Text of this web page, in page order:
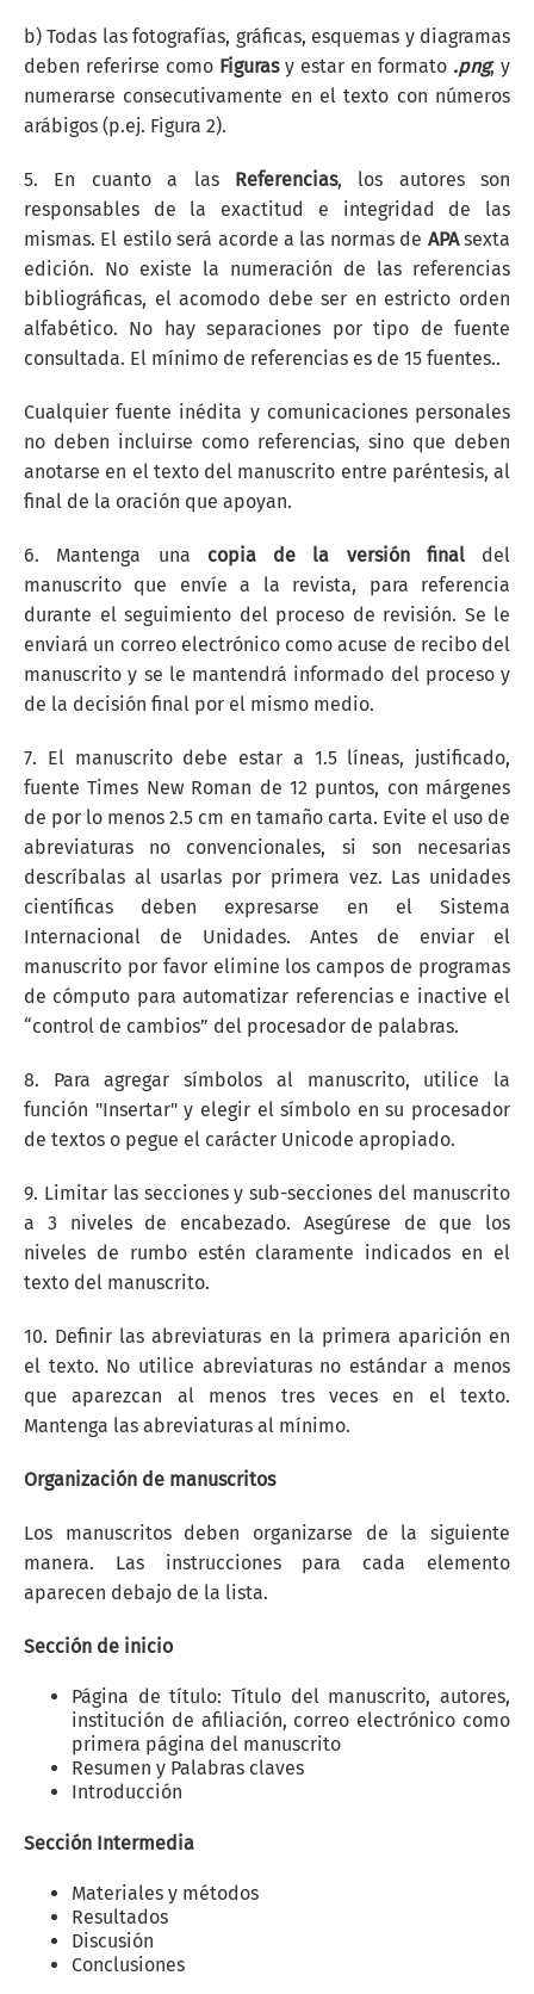
b) Todas las fotografías, gráficas, esquemas y diagramas
deben referirse como Figuras y estar en formato .png, y
numerarse consecutivamente en el texto con números
arábigos (p.ej. Figura 2).
5. En cuanto a las Referencias, los autores son
responsables de la exactitud e integridad de las
mismas. El estilo será acorde a las normas de APAsexta
edición. No existe la numeración de las referencias
bibliográficas, el acomodo debe ser en estricto orden
alfabético. No hay separaciones por tipo de fuente
consultada. El mínimo de referencias es de 15 fuentes..
Cualquier fuente inédita y comunicaciones personales
no deben incluirse como referencias, sino que deben
anotarse en el texto del manuscrito entre paréntesis, al
final de la oración que apoyan.
6. Mantenga una copia de la versión finaldel
manuscrito que envíe a la revista, para referencia
durante el seguimiento del proceso de revisión. Se le
enviará un correo electrónico como acuse de recibo del
manuscrito y se le mantendrá informado del proceso y
de la decisión final por el mismo medio.
7. El manuscrito debe estar a 1.5 líneas, justificado,
fuente Times New Roman de 12 puntos, con márgenes
de por lo menos 2.5 cm en tamaño carta. Evite el uso de
abreviaturas no convencionales, si son necesarias
descríbalas al usarlas por primera vez. Las unidades
científicas deben expresarse en el Sistema
Internacional de Unidades. Antes de enviar el
manuscrito por favor elimine los campos de programas
de cómputo para automatizar referencias e inactive el
“control de cambios” del procesador de palabras.
8. Para agregar símbolos al manuscrito, utilice la
función "Insertar" y elegir el símbolo en su procesador
de textos o pegue el carácter Unicode apropiado.
9. Limitar las secciones y sub-secciones del manuscrito
a 3 niveles de encabezado. Asegúrese de que los
niveles de rumbo estén claramente indicados en el
texto del manuscrito.
10. Definir las abreviaturas en la primera aparición en
el texto. No utilice abreviaturas no estándar a menos
que aparezcan al menos tres veces en el texto.
Mantenga las abreviaturas al mínimo.
Organización de manuscritos
Los manuscritos deben organizarse de la siguiente
manera. Las instrucciones para cada elemento
aparecen debajo de la lista.
Sección de inicio
Página de título: Título del manuscrito, autores,
institución de afiliación, correo electrónico como
primera página del manuscrito
Resumen y Palabras claves
Introducción
Sección Intermedia
Materiales y métodos
Resultados
Discusión
Conclusiones